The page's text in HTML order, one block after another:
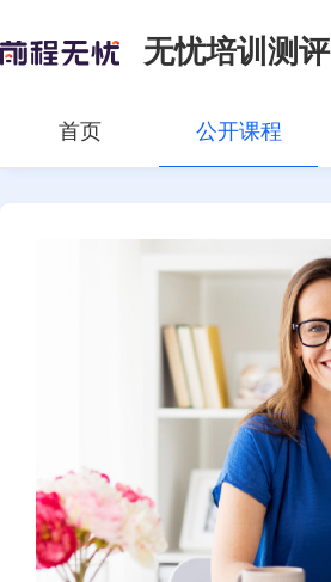
无忧培训测评
首页 公开课程